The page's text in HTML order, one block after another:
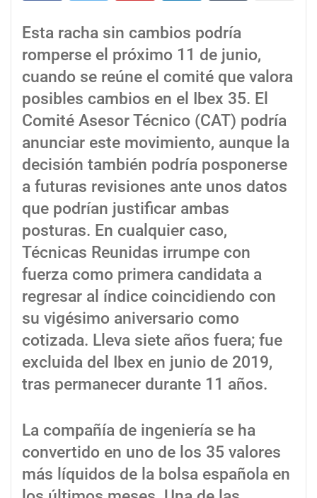
Esta racha sin cambios podría
romperse el próximo 11 de junio,
cuando se reúne el comité que valora
posibles cambios en el Ibex 35. El
Comité Asesor Técnico (CAT) podría
anunciar este movimiento, aunque la
decisión también podría posponerse
a futuras revisiones ante unos datos
que podrían justificar ambas
posturas. En cualquier caso,
Técnicas Reunidas irrumpe con
fuerza como primera candidata a
regresar al índice coincidiendo con
su vigésimo aniversario como
cotizada. Lleva siete años fuera; fue
excluida del Ibex en junio de 2019,
tras permanecer durante 11 años.
La compañía de ingeniería se ha
convertido en uno de los 35 valores
más líquidos de la bolsa española en